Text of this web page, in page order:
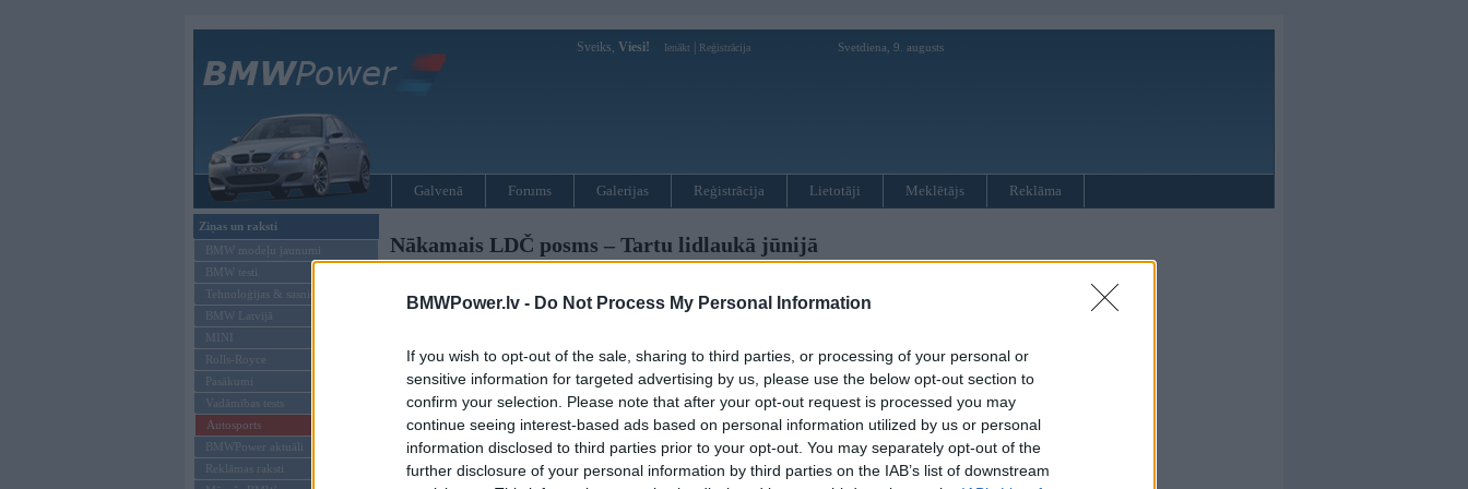
BMWPower.lv - Do Not Process My Personal Information
If you wish to opt-out of the sale, sharing to third parties, or processing of your personal or
sensitive information for targeted advertising by us, please use the below opt-out section to
confirm your selection. Please note that after your opt-out request is processed you may
continue seeing interest-based ads based on personal information utilized by us or personal
information disclosed to third parties prior to your opt-out. You may separately opt-out of the
further disclosure of your personal information by third parties on the IAB’s list of downstream
Sveiks, Viesi! Ienākt Reģistrācija Svetdiena, 9. augusts
Galvenā Forums Galerijas Reģistrācija Lietotāji Meklētājs Reklāma
Ziņas un raksti
BMW modeļu jaunumi
BMW testi
Tehnoloģijas & sasniegumi
BMW Latvijā
MINI
Rolls-Royce
Pasākumi
Vadāmības tests
Autosports
BMWPower aktuāli
Reklāmas raksti
Nākamais LDČ posms – Tartu lidlaukā jūnijā
Lasīt komentārus (8)
31-05-2011